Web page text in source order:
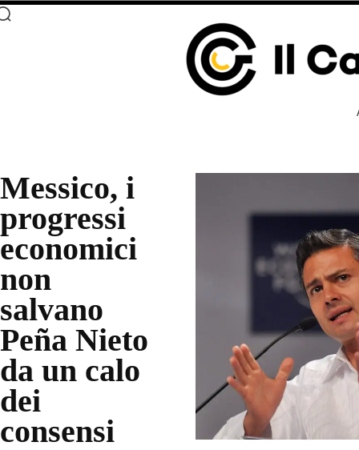
Messico, i
progressi
economici
non
salvano
Peña Nieto
da un calo
dei
consensi